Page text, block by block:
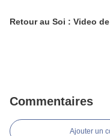
Retour au Soi : Video
Commentaires
Ajouter un